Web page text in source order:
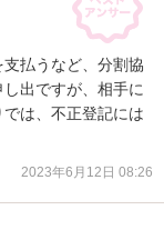
払うなど、分割協
出ですが、相手に
は、不正登記には
2023年6月12日 08:26